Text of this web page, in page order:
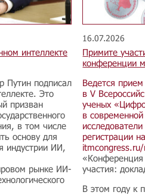
интеллекте
Путин подписал
Это
призван
в том числе
основу для
индустрии ИИ,
рынке ИИ-
16.07.2026
Примите
конференции
Ведется
в V
ученых
в
регистрации
участия:
В этом году к